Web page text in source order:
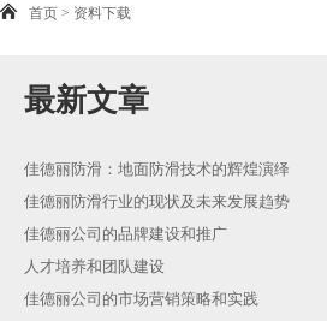
首页 > 资料下载
最新文章
佳德丽防滑：地面防滑技术的辉煌演绎
佳德丽防滑行业的现状及未来发展趋势
佳德丽公司的品牌建设和推广
人才培养和团队建设
佳德丽公司的市场营销策略和实践